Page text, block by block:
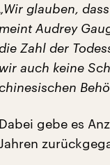
„Wir glauben,
meint Audrey
Zahl der
wir auch keine
Dabei gebe es